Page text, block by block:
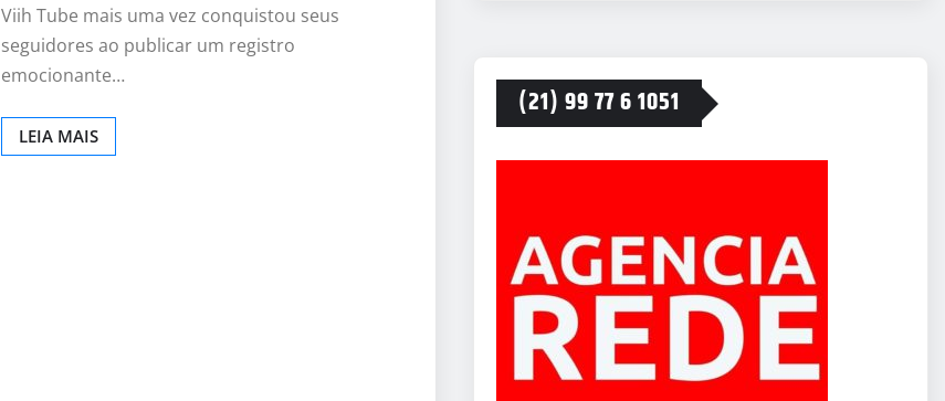
Viih Tube mais uma vez conquistou seus
seguidores ao publicar um registro
emocionante…
LEIA MAIS
(21) 99 77 6 1051